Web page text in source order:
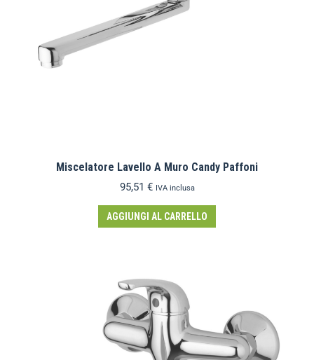
Miscelatore Lavello A Muro Candy Paffoni
95,51 € IVA inclusa
AGGIUNGI AL CARRELLO